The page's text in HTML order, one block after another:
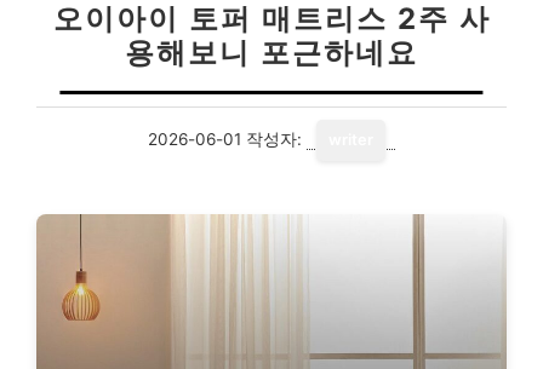
오이아이 토퍼 매트리스 2주 사
용해보니 포근하네요
2026-06-01 작성자: